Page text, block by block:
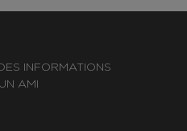
INFORMATIONS
AMI